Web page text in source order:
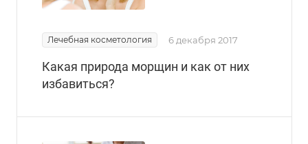
Лечебная косметология 6 декабря 2017
Какая природа морщин и как от них
избавиться?